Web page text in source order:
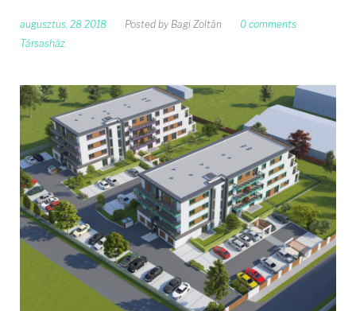
augusztus, 28 2018 Posted by Bagi Zoltán
0 comments
Társasház